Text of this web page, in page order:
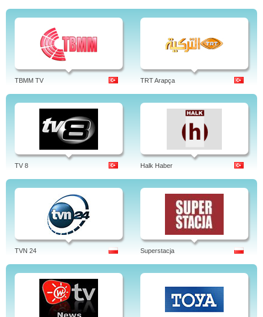
TBMM TV TRT Arapça
TV 8 Halk Haber
TVN 24 Superstacja